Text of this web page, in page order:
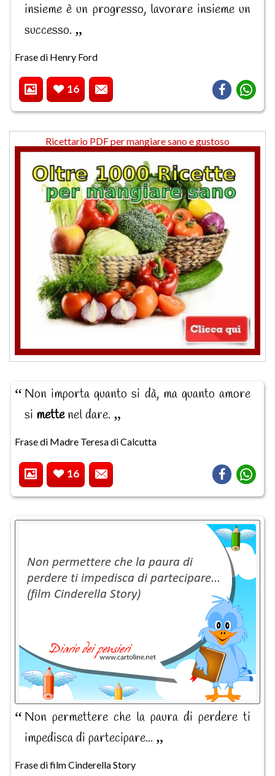
insieme è un progresso, lavorare insieme un
successo.
Frase di Henry Ford
16
Ricettario PDF per mangiare sano e gustoso
Non importa quanto si dà, ma quanto amore
si mettenel dare.
Frase di Madre Teresa di Calcutta
16
Non permettere che la paura di perdere ti
impedisca di partecipare...
Frase di film Cinderella Story